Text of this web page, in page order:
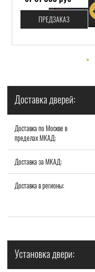
ПРЕДЗАКАЗ
Доставка дверей:
Доставка по Москве в
пределах МКАД:
Доставка за МКАД:
Доставка в регионы:
Установка двери: